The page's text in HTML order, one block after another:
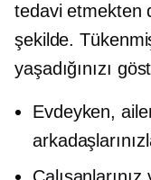
tedavi etmekten
şekilde.
yaşadığınızı
Evdeyken,